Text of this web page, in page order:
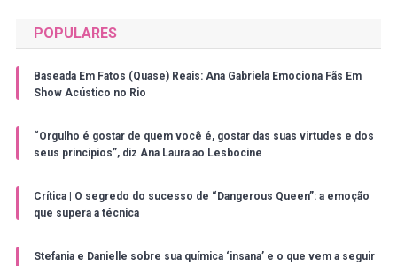
POPULARES
Baseada Em Fatos (Quase) Reais: Ana Gabriela Emociona Fãs Em
Show Acústico no Rio
“Orgulho é gostar de quem você é, gostar das suas virtudes e dos
seus princípios”, diz Ana Laura ao Lesbocine
Crítica | O segredo do sucesso de “Dangerous Queen”: a emoção
que supera a técnica
Stefania e Danielle sobre sua química ‘insana’ e o que vem a seguir